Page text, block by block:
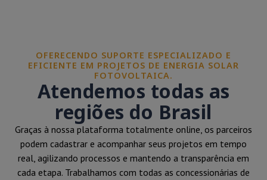
OFERECENDO SUPORTE ESPECIALIZADO E
EFICIENTE EM PROJETOS DE ENERGIA SOLAR
FOTOVOLTAICA.
Atendemos todas as
regiões do Brasil
Graças à nossa plataforma totalmente online, os parceiros
podem cadastrar e acompanhar seus projetos em tempo
real, agilizando processos e mantendo a transparência em
cada etapa. Trabalhamos com todas as concessionárias de